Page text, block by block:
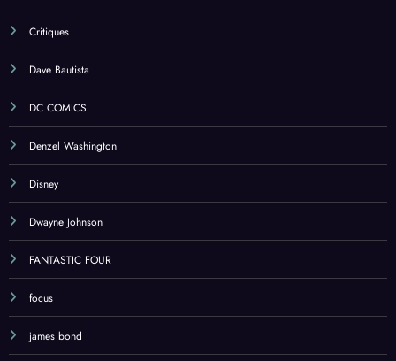
Coreewood
Critiques
Dave Bautista
DC COMICS
Denzel Washington
Disney
Dwayne Johnson
FANTASTIC FOUR
focus
james bond